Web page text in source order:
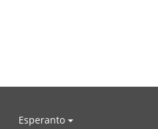
Esperanto